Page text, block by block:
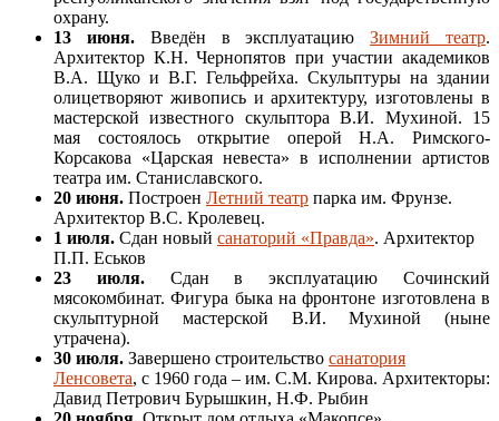
охрану.
13 июня.Введён в эксплуатациюЗимний театр.
Архитектор К.Н. Чернопятов при участии академиков
В.А. Щуко и В.Г. Гельфрейха. Скульптуры на здании
олицетворяют живопись и архитектуру, изготовлены в
мастерской известного скульптора В.И. Мухиной. 15
мая состоялось открытие оперой Н.А. Римского-
Корсакова «Царская невеста» в исполнении артистов
театра им. Станиславского.
20 июня. Построен Летний театр парка им. Фрунзе.
Архитектор В.С. Кролевец.
1 июля. Сдан новый санаторий «Правда». Архитектор
П.П. Еськов
23 июля.Сдан в эксплуатацию Сочинский
мясокомбинат. Фигура быка на фронтоне изготовлена в
скульптурной мастерской В.И. Мухиной (ныне
утрачена).
30 июля. Завершено строительство санатория
Ленсовета, с 1960 года – им. С.М. Кирова. Архитекторы:
Давид Петрович Бурышкин, Н.Ф. Рыбин